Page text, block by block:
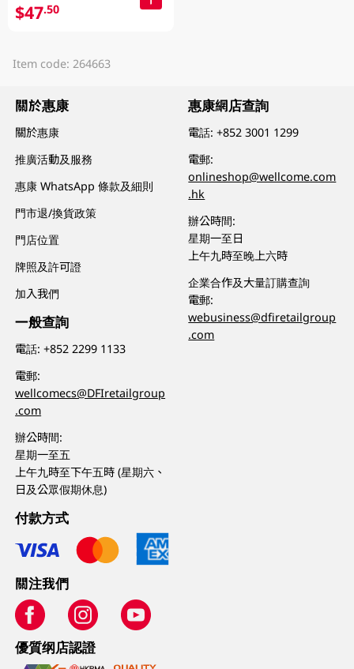
$47.50
Item code: 264663
關於惠康
關於惠康
推廣活動及服務
惠康 WhatsApp 條款及細則
門市退/換貨政策
門店位置
牌照及許可證
加入我們
一般查詢
電話:+852 2299 1133
電郵:
wellcomecs@DFIretailgroup
.com
辦公時間:
星期一至五
上午九時至下午五時 (星期六、
日及公眾假期休息)
惠康網店查詢
電話:+852 3001 1299
電郵:
onlineshop@wellcome.com
.hk
辦公時間:
星期一至日
上午九時至晚上六時
企業合作及大量訂購查詢
電郵:
webusiness@dfiretailgroup
.com
付款方式
關注我們
優質纲店認證